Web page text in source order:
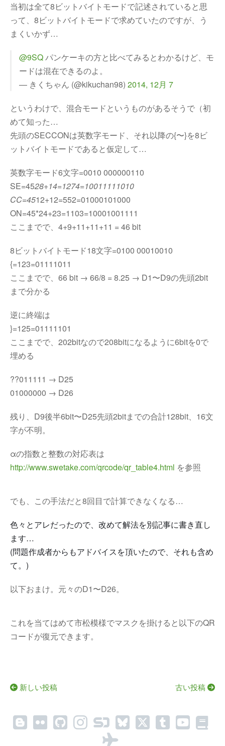
当初は全て8ビットバイトモードで記述されていると思
って、8ビットバイトモードで求めていたのですが、う
まくいかず…
@9SQパンケーキの方と比べてみるとわかるけど、モ
ードは混在できるのよ。
— きくちゃん (@kikuchan98) 2014, 12月 7
というわけで、混合モードというものがあるそうで（初
めて知った…
先頭のSECCONは英数字モード、それ以降の{〜}を8ビ
ットバイトモードであると仮定して…
英数字モード6文字=0010 000000110
SE=4528+14=1274=10011111010
CC=4512+12=552=01000101000
ON=45*24+23=1103=10001001111
ここまでで、4+9+11+11+11 = 46 bit
8ビットバイトモード18文字=0100 00010010
{=123=01111011
ここまでで、66 bit → 66/8 = 8.25 → D1〜D9の先頭2bit
まで分かる
逆に終端は
}=125=01111101
ここまでで、202bitなので208bitになるように6bitを0で
埋める
??011111 → D25
01000000 → D26
残り、D9後半6bit〜D25先頭2bitまでの合計128bit、16文
字が不明。
αの指数と整数の対応表は
http://www.swetake.com/qrcode/qr_table4.html を参照
でも、この手法だと8回目で計算できなくなる…
色々とアレだったので、改めて解法を別記事に書き直し
ます…
(問題作成者からもアドバイスを頂いたので、それも含め
て。)
以下おまけ。元々のD1〜D26。
これを当てはめて市松模様でマスクを掛けると以下のQR
コードが復元できます。
新しい投稿 古い投稿